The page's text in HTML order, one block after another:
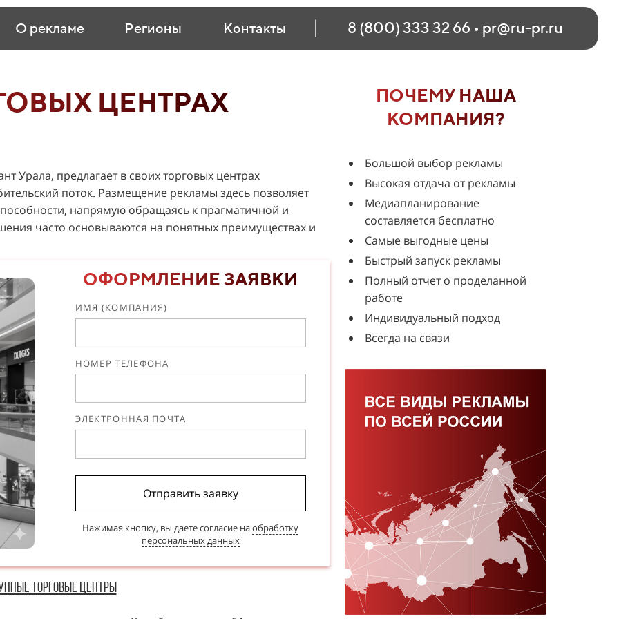
О рекламе Регионы Контакты 8 (800) 333 32 66 • pr@ru-pr.ru
ЦЕНТРАХ
Урала, предлагает в своих торговых центрах
поток. Размещение рекламы здесь позволяет
напрямую обращаясь к прагматичной и
часто основываются на понятных преимуществах и
ОФОРМЛЕНИЕ ЗАЯВКИ
ИМЯ (КОМПАНИЯ)
НОМЕР ТЕЛЕФОНА
ЭЛЕКТРОННАЯ ПОЧТА
Отправить заявку
Нажимая кнопку, вы даете согласие наобработку
персональных данных
Торговые Центры
ПОЧЕМУ НАША
КОМПАНИЯ?
Большой выбор рекламы
Высокая отдача от рекламы
Медиапланирование
составляется бесплатно
Самые выгодные цены
Быстрый запуск рекламы
Полный отчет о проделанной
работе
Индивидуальный подход
Всегда на связи